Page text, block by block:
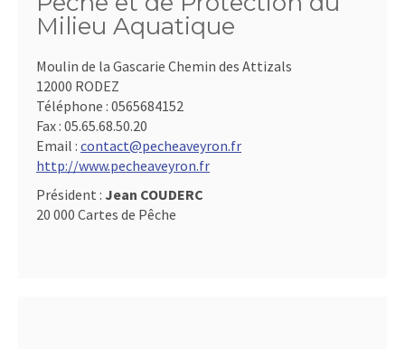
Milieu Aquatique
Moulin de la Gascarie Chemin des Attizals
12000 RODEZ
Téléphone : 0565684152
Fax : 05.65.68.50.20
Email : contact@pecheaveyron.fr
http://www.pecheaveyron.fr
Président : Jean COUDERC
20 000 Cartes de Pêche